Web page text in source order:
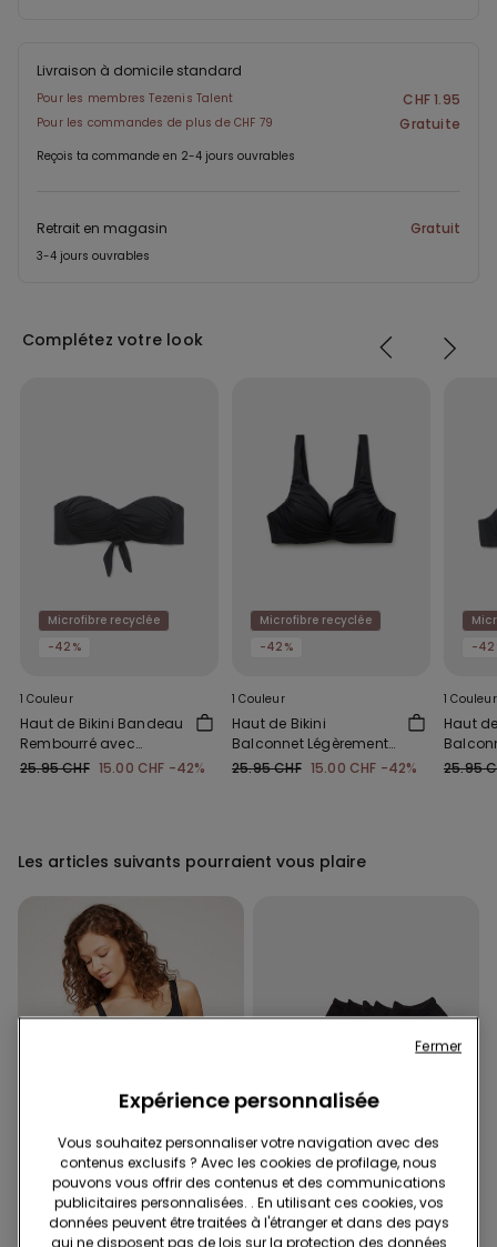
Livraison à domicile standard
Pour les membres Tezenis Talent CHF 1.95
Pour les commandes de plus de CHF 79 Gratuite
Reçois ta commande en 2-4 jours ouvrables
Retrait en magasin Gratuit
3-4 jours ouvrables
Complétez votre look
Microfibre recyclée
-42%
1 Couleur
Haut de Bikini Bandeau
Rembourré avec
Fronces Microfibre
25.95 CHF 15.00 CHF -42%
Microfibre recyclée
-42%
1 Couleur
Haut de Bikini
Balconnet Légèrement
Rembourré Froncé
25.95 CHF 15.00 CHF -42%
-
1 Couleur
Haut
25.95
Les articles suivants pourraient vous plaire
Microfibre recyclée
-41%
Expérience personnalisée
Vous souhaitez personnaliser votre navigation avec des
contenus exclusifs ? Avec les cookies de profilage, nous
pouvons vous offrir des contenus et des communications
publicitaires personnalisées. . En utilisant ces cookies, vos
données peuvent être traitées à l'étranger et dans des pays
qui ne disposent pas de lois sur la protection des données
Fermer